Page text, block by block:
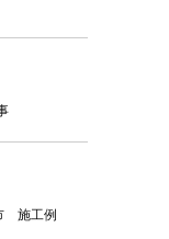
施工例